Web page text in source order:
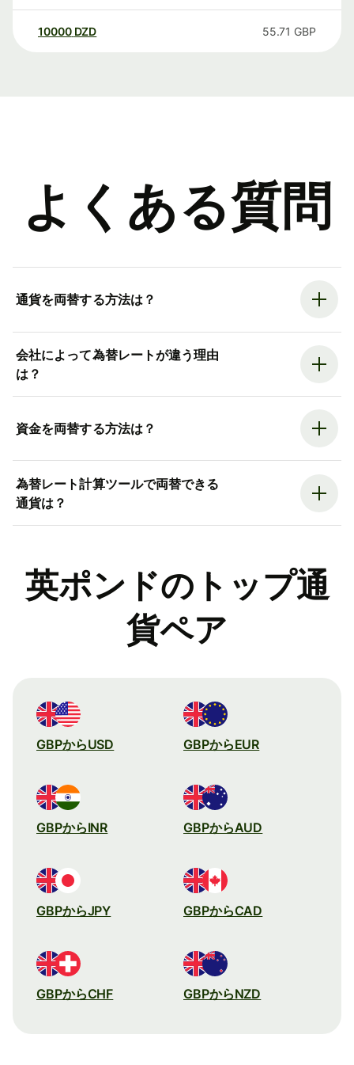
10000 DZD 55.71 GBP
よくある質問
通貨を両替する方法は？
会社によって為替レートが違う理由
は？
資金を両替する方法は？
為替レート計算ツールで両替できる
通貨は？
英ポンドのトップ通
貨ペア
GBPからUSD GBPからEUR
GBPからINR GBPからAUD
GBPからJPY GBPからCAD
GBPからCHF GBPからNZD